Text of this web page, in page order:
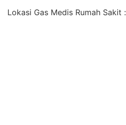
Lokasi Gas Medis Rumah Sakit :